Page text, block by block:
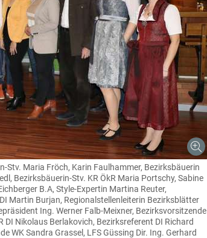
Stv. Maria Fröch, Karin Faulhammer, Bezirksbäuerin
Bezirksbäuerin-Stv. KR ÖkR Maria Portschy, Sabine
B.A, Style-Expertin Martina Reuter,
Martin Burjan, Regionalstellenleiterin Bezirksblätter
Ing. Werner Falb-Meixner, Bezirksvorsitzende
DI Nikolaus Berlakovich, Bezirksreferent DI Richard
WK Sandra Grassel, LFS Güssing Dir. Ing. Gerhard